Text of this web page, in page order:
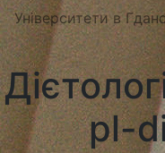
Університети в
pl-